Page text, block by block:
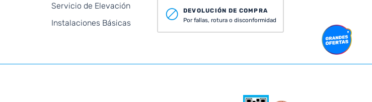
Servicio de Elevación
Instalaciones Básicas
DEVOLUCIÓN DE COMPRA
Por fallas, rotura o disconformidad